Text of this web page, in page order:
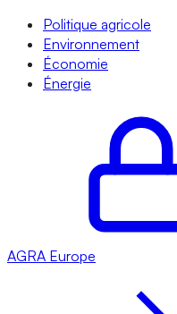
Politique agricole
Environnement
Économie
Énergie
AGRA Europe